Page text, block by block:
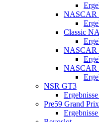
NASCAR
Classic
NASCAR
NASCAR
NSR GT3
Pre59 Grand